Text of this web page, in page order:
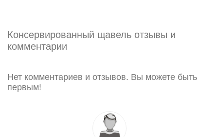
Консервированный щавель отзывы и
комментарии
Нет комментариев и отзывов. Вы можете быть
первым!